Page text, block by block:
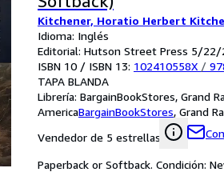
Kitchener, Horatio Herbert
Idioma: Inglés
Editorial: Hutson Street Press 5/22/
ISBN 10 / ISBN 13: 102410558X /
TAPA BLANDA
Librería: BargainBookStores, Grand
AmericaBargainBookStores, Grand
Vendedor de 5 estrellas
Paperback or Softback. Condición: